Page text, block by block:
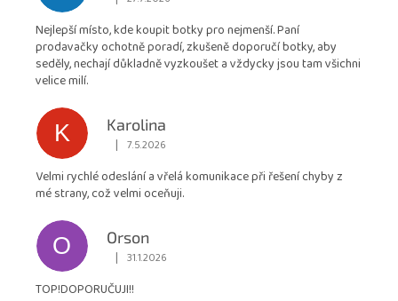
4,9
z
Nejlepší místo, kde koupit botky pro nejmenší. Paní
prodavačky ochotně poradí, zkušeně doporučí botky, aby
seděly, nechají důkladně vyzkoušet a vždycky jsou tam všichni
velice milí.
K
Karolina
Hodnocení obchodu je 5 z 5 hvězdiček.
| 7.5.2026
Velmi rychlé odeslání a vřelá komunikace při řešení chyby z
mé strany, což velmi oceňuji.
O
Orson
Hodnocení obchodu je 5 z 5 hvězdiček.
| 31.1.2026
TOP!DOPORUČUJI!!